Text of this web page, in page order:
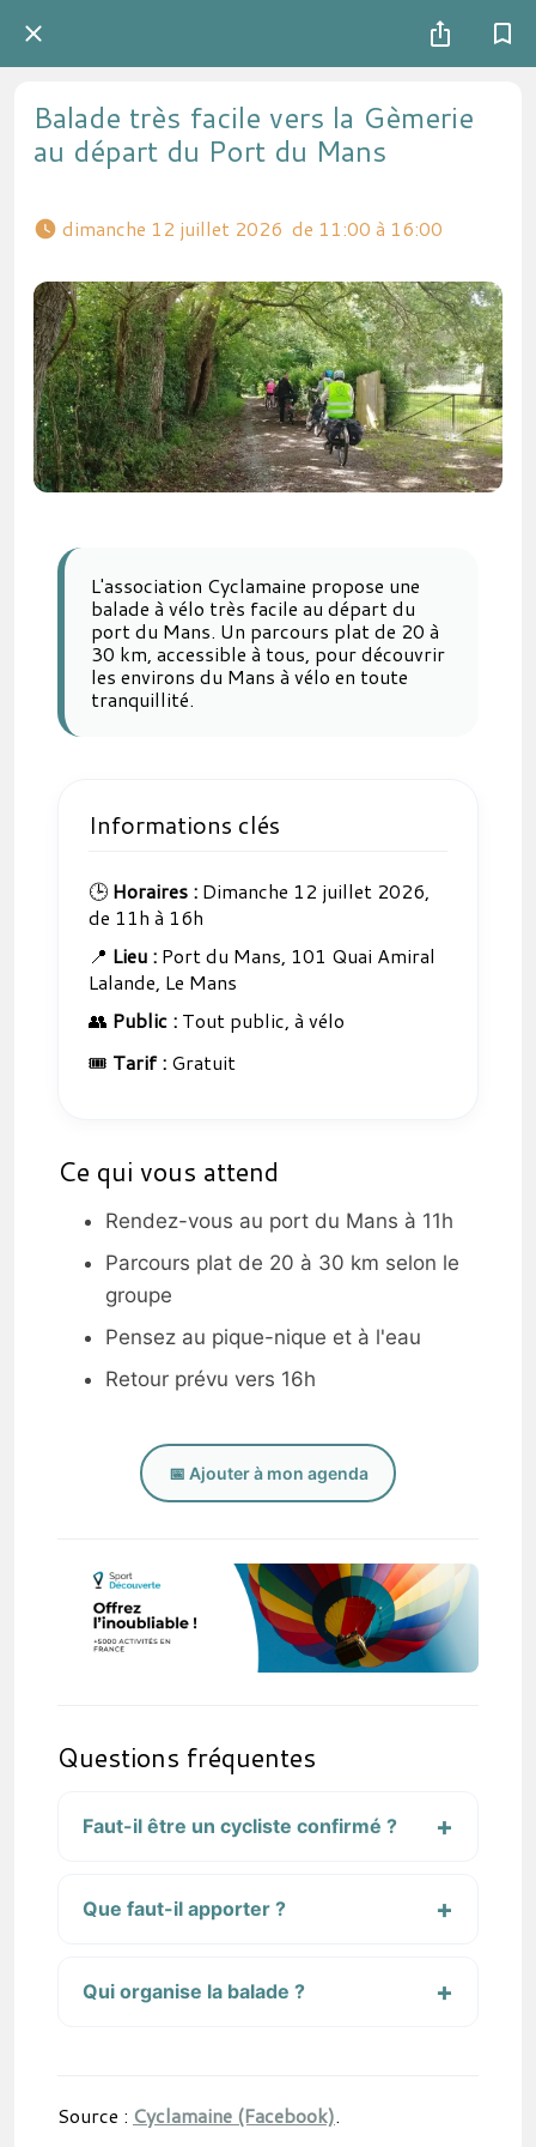
Balade très facile vers la Gèmerie
au départ du Port du Mans
dimanche 12 juillet 2026  de 11:00 à 16:00
L'association Cyclamaine propose une
balade à vélo très facile au départ du
port du Mans. Un parcours plat de 20 à
30 km, accessible à tous, pour découvrir
les environs du Mans à vélo en toute
tranquillité.
Informations clés
🕒 Horaires : Dimanche 12 juillet 2026,
de 11h à 16h
📍 Lieu : Port du Mans, 101 Quai Amiral
Lalande, Le Mans
👥 Public : Tout public, à vélo
🎟️ Tarif : Gratuit
Ce qui vous attend
Rendez-vous au port du Mans à 11h
Parcours plat de 20 à 30 km selon le
groupe
Pensez au pique-nique et à l'eau
Retour prévu vers 16h
📅 Ajouter à mon agenda
Questions fréquentes
Faut-il être un cycliste confirmé ?
Que faut-il apporter ?
Qui organise la balade ?
Source : Cyclamaine (Facebook).